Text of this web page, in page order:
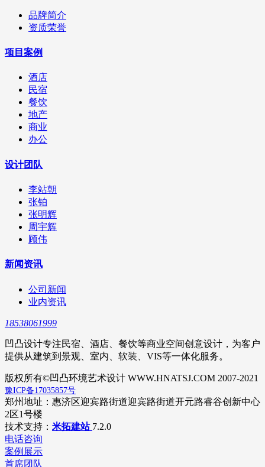
品牌简介
资质荣誉
项目案例
酒店
民宿
餐饮
地产
商业
办公
设计团队
李站朝
张铂
张明辉
周宇辉
顾伟
新闻资讯
公司新闻
业内资讯
18538061999
凹凸设计专注民宿、酒店、餐饮等商业空间创意设计，为客户
提供从建筑到景观、室内、软装、VIS等一体化服务。
版权所有©凹凸环境艺术设计 WWW.HNATSJ.COM 2007-2021
豫ICP备17035857号
郑州地址：惠济区迎宾路街道迎宾路街道开元路睿谷创新中心
2区1号楼
技术支持： 米拓建站 7.2.0
电话咨询
案例展示
首席团队